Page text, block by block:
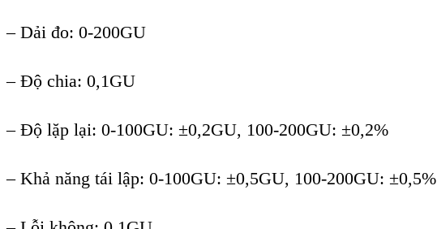
– Dải đo: 0-200GU
– Độ chia: 0,1GU
– Độ lặp lại: 0-100GU: ±0,2GU, 100-200GU: ±0,2%
– Khả năng tái lập: 0-100GU: ±0,5GU, 100-200GU: ±0,5%